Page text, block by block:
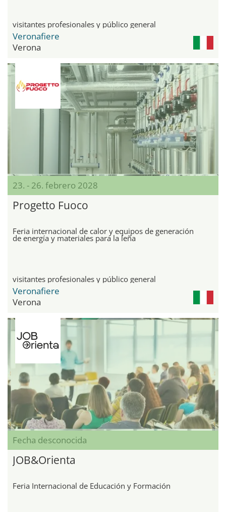
visitantes profesionales y público general
Veronafiere
Verona
23. - 26. febrero 2028
Progetto Fuoco
Feria internacional de calor y equipos de generación
de energía y materiales para la leña
visitantes profesionales y público general
Veronafiere
Verona
Fecha desconocida
JOB&Orienta
Feria Internacional de Educación y Formación